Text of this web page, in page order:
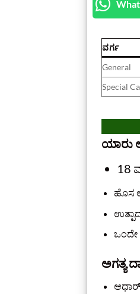
ವರ್ಗ
General
Special
ಯಾರು
18
ಹೊಸ
ಒಂದೇ
ಅಗತ್ಯ